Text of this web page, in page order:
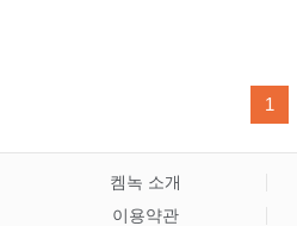
1
켐녹 소개
이용약관